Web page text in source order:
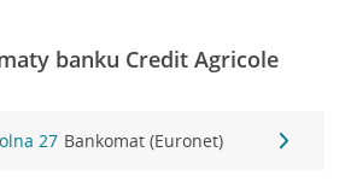
banku Credit Agricole
27 Bankomat (Euronet)